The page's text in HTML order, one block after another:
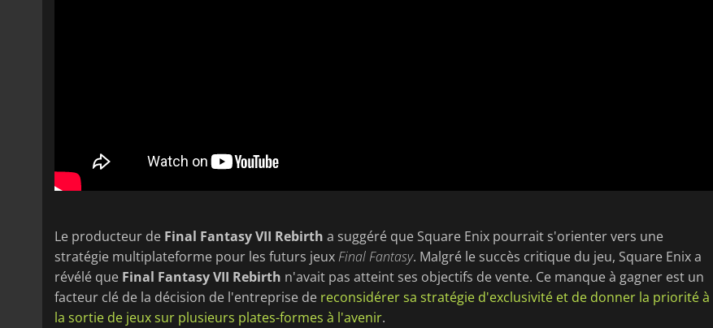
Le producteur de Final Fantasy VII Rebirth a suggéré que Square Enix pourrait s'orienter vers une
stratégie multiplateforme pour les futurs jeuxFinal Fantasy. Malgré le succès critique du jeu, Square Enix a
révélé que Final Fantasy VII Rebirth n'avait pas atteint ses objectifs de vente. Ce manque à gagner est un
facteur clé de la décision de l'entreprise de reconsidérer sa stratégie d'exclusivité et de donner la priorité à
la sortie de jeux sur plusieurs plates-formes à l'avenir.